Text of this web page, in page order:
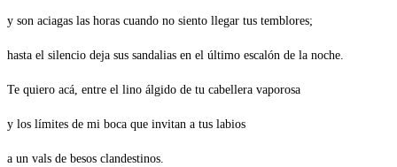
y son aciagas las horas cuando no siento llegar tus temblores;
hasta el silencio deja sus sandalias en el último escalón de la noche.
Te quiero acá, entre el lino álgido de tu cabellera vaporosa
y los límites de mi boca que invitan a tus labios
a un vals de besos clandestinos.